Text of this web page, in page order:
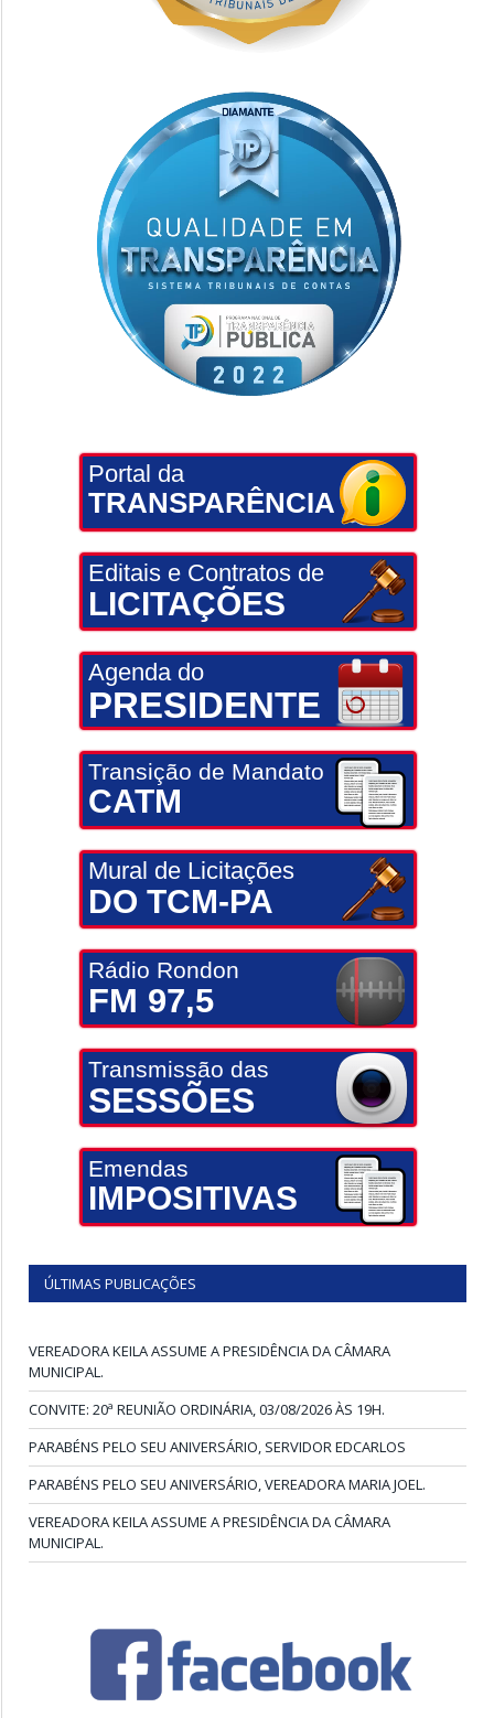
Portal da
TRANSPARÊNCIA
Editais e Contratos de
LICITAÇÕES
Agenda do
PRESIDENTE
Transição de Mandato
CATM
Mural de Licitações
DO TCM-PA
Rádio Rondon
FM 97,5
Transmissão das
SESSÕES
Emendas
IMPOSITIVAS
ÚLTIMAS PUBLICAÇÕES
VEREADORA KEILA ASSUME A PRESIDÊNCIA DA CÂMARA
MUNICIPAL.
CONVITE: 20ª REUNIÃO ORDINÁRIA, 03/08/2026 ÀS 19H.
PARABÉNS PELO SEU ANIVERSÁRIO, SERVIDOR EDCARLOS
PARABÉNS PELO SEU ANIVERSÁRIO, VEREADORA MARIA JOEL.
VEREADORA KEILA ASSUME A PRESIDÊNCIA DA CÂMARA
MUNICIPAL.